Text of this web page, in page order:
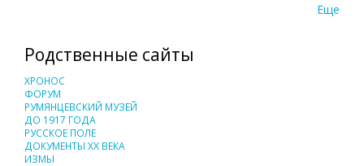
Еще
Родственные сайты
ХРОНОС
ФОРУМ
РУМЯНЦЕВСКИЙ МУЗЕЙ
ДО 1917 ГОДА
РУССКОЕ ПОЛЕ
ДОКУМЕНТЫ XX ВЕКА
ИЗМЫ